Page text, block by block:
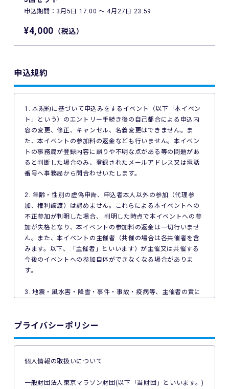
申込期間：3月5日 17:00 〜 4月27日 23:59
¥4,000 （税込）
申込規約
1. 本規約に基づいて申込みをするイベント（以下「本イベン
ト」という）のエントリー手続き後の自己都合による申込内
容の変更、修正、キャンセル、名義変更はできません。ま
た、本イベントの参加料の返金なども行いません。本イベン
トの事務局が登録内容に誤りや不明な点がある等の問題があ
ると判断した場合のみ、登録されたメールアドレス又は電話
番号へ事務局から問合わせいたします。
2. 年齢・性別の虚偽申告、申込者本人以外の参加（代理参
加、権利譲渡）は認めません。これらによる本イベントへの
不正参加が判明した場合、 判明した時点で本イベントへの参
加が失格となり、本イベントの参加料の返金は一切行いませ
ん。また、本イベントの主催者（共催の場合は各共催者を含
みます。以下、「主催者」といいます）が主催又は共催する
今後のイベントへの参加自体ができなくなる場合がありま
す。
3. 地震・風水害・降雪・事件・事故・疫病等、主催者の責に
トへのエントリーができない場合があります。ご利用の端末
切の責任を負いません。
プライバシーポリシー
個人情報の取扱いについて
一般財団法人東京マラソン財団(以下「当財団」といいます。)